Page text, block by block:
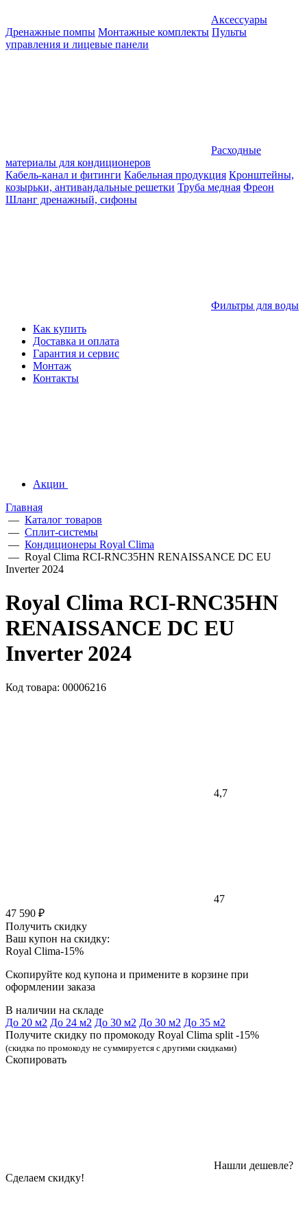
Аксессуары
Дренажные помпы Монтажные комплекты Пульты
управления и лицевые панели
Расходные
материалы для кондиционеров
Кабель-канал и фитинги Кабельная продукция Кронштейны,
козырьки, антивандальные решетки Труба медная Фреон
Шланг дренажный, сифоны
Фильтры для воды
Как купить
Доставка и оплата
Гарантия и сервис
Монтаж
Контакты
Акции
Главная
— Каталог товаров
— Сплит-системы
— Кондиционеры Royal Clima
— Royal Clima RCI-RNС35HN RENAISSANCE DC EU
Inverter 2024
Royal Clima RCI-RNС35HN
RENAISSANCE DC EU
Inverter 2024
Код товара: 00006216
4,7
47
47 590 ₽
Получить скидку
Ваш купон на скидку:
Royal Clima-15%
Скопируйте код купона и примените в корзине при
оформлении заказа
В наличии на складе
До 20 м2 До 24 м2 До 30 м2 До 30 м2 До 35 м2
Получите скидку по промокоду Royal Clima split -15%
(скидка по промокоду не суммируется с другими скидками)
Скопировать
Нашли дешевле?
Сделаем скидку!